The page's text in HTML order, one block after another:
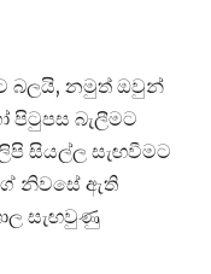
බලයි, නමුත් ඔවුන්
පිටුපස බැලීමට
සියල්ල සැඟවීමට
නිවසේ ඇති
සැඟවුණු